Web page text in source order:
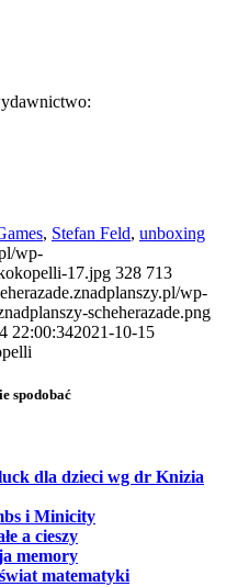
, Stefan Feld, unboxing
wp-
17.jpg 328 713
wp-
scheherazade.png
22:00:342021-10-15
spodobać
dla dzieci wg dr Knizia
i Minicity
a cieszy
memory
matematyki